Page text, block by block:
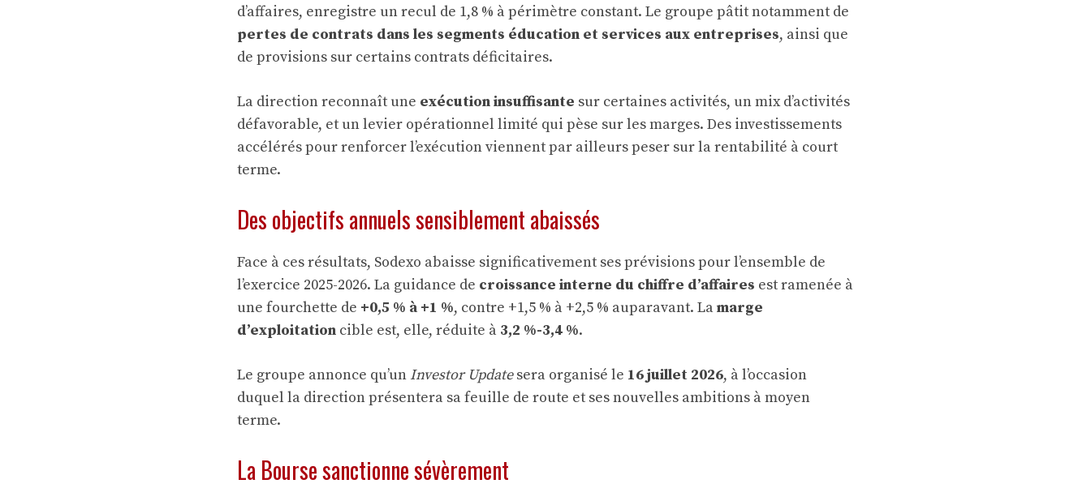
d’affaires, enregistre un recul de 1,8 % à périmètre constant. Le groupe pâtit notamment de
pertes de contrats dans les segments éducation et services aux entreprises, ainsi que
de provisions sur certains contrats déficitaires.
La direction reconnaît une exécution insuffisante sur certaines activités, un mix d’activités
défavorable, et un levier opérationnel limité qui pèse sur les marges. Des investissements
accélérés pour renforcer l’exécution viennent par ailleurs peser sur la rentabilité à court
terme.
Des objectifs annuels sensiblement abaissés
Face à ces résultats, Sodexo abaisse significativement ses prévisions pour l’ensemble de
l’exercice 2025-2026. La guidance de croissance interne du chiffre d’affaires est ramenée à
une fourchette de +0,5 % à +1 %, contre +1,5 % à +2,5 % auparavant. Lamarge
d’exploitation cible est, elle, réduite à 3,2 %-3,4 %.
Le groupe annonce qu’un Investor Updatesera organisé le 16 juillet 2026, à l’occasion
duquel la direction présentera sa feuille de route et ses nouvelles ambitions à moyen
terme.
La Bourse sanctionne sévèrement